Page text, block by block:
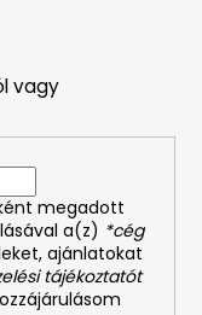
vagy
megadott
a(z) *cég
ajánlatokat
tájékoztatót